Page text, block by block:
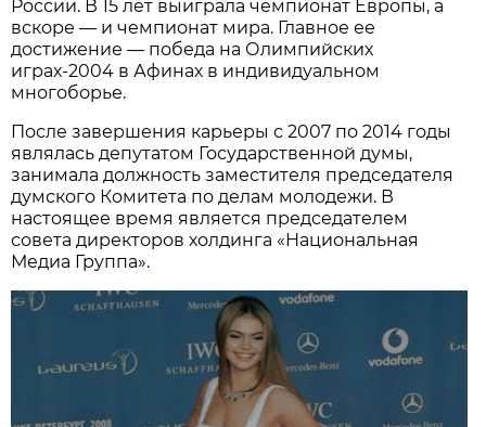
России. В 15 лет выиграла чемпионат Европы, а
вскоре — и чемпионат мира. Главное ее
достижение — победа на Олимпийских
играх-2004 в Афинах в индивидуальном
многоборье.
После завершения карьеры с 2007 по 2014 годы
являлась депутатом Государственной думы,
занимала должность заместителя председателя
думского Комитета по делам молодежи. В
настоящее время является председателем
совета директоров холдинга «Национальная
Медиа Группа».